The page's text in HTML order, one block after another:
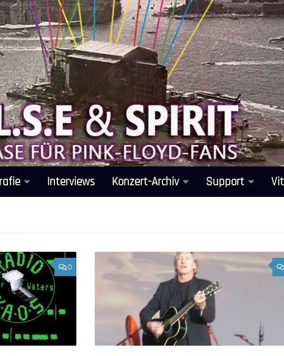
Interviews Konzert-Archiv Support
0